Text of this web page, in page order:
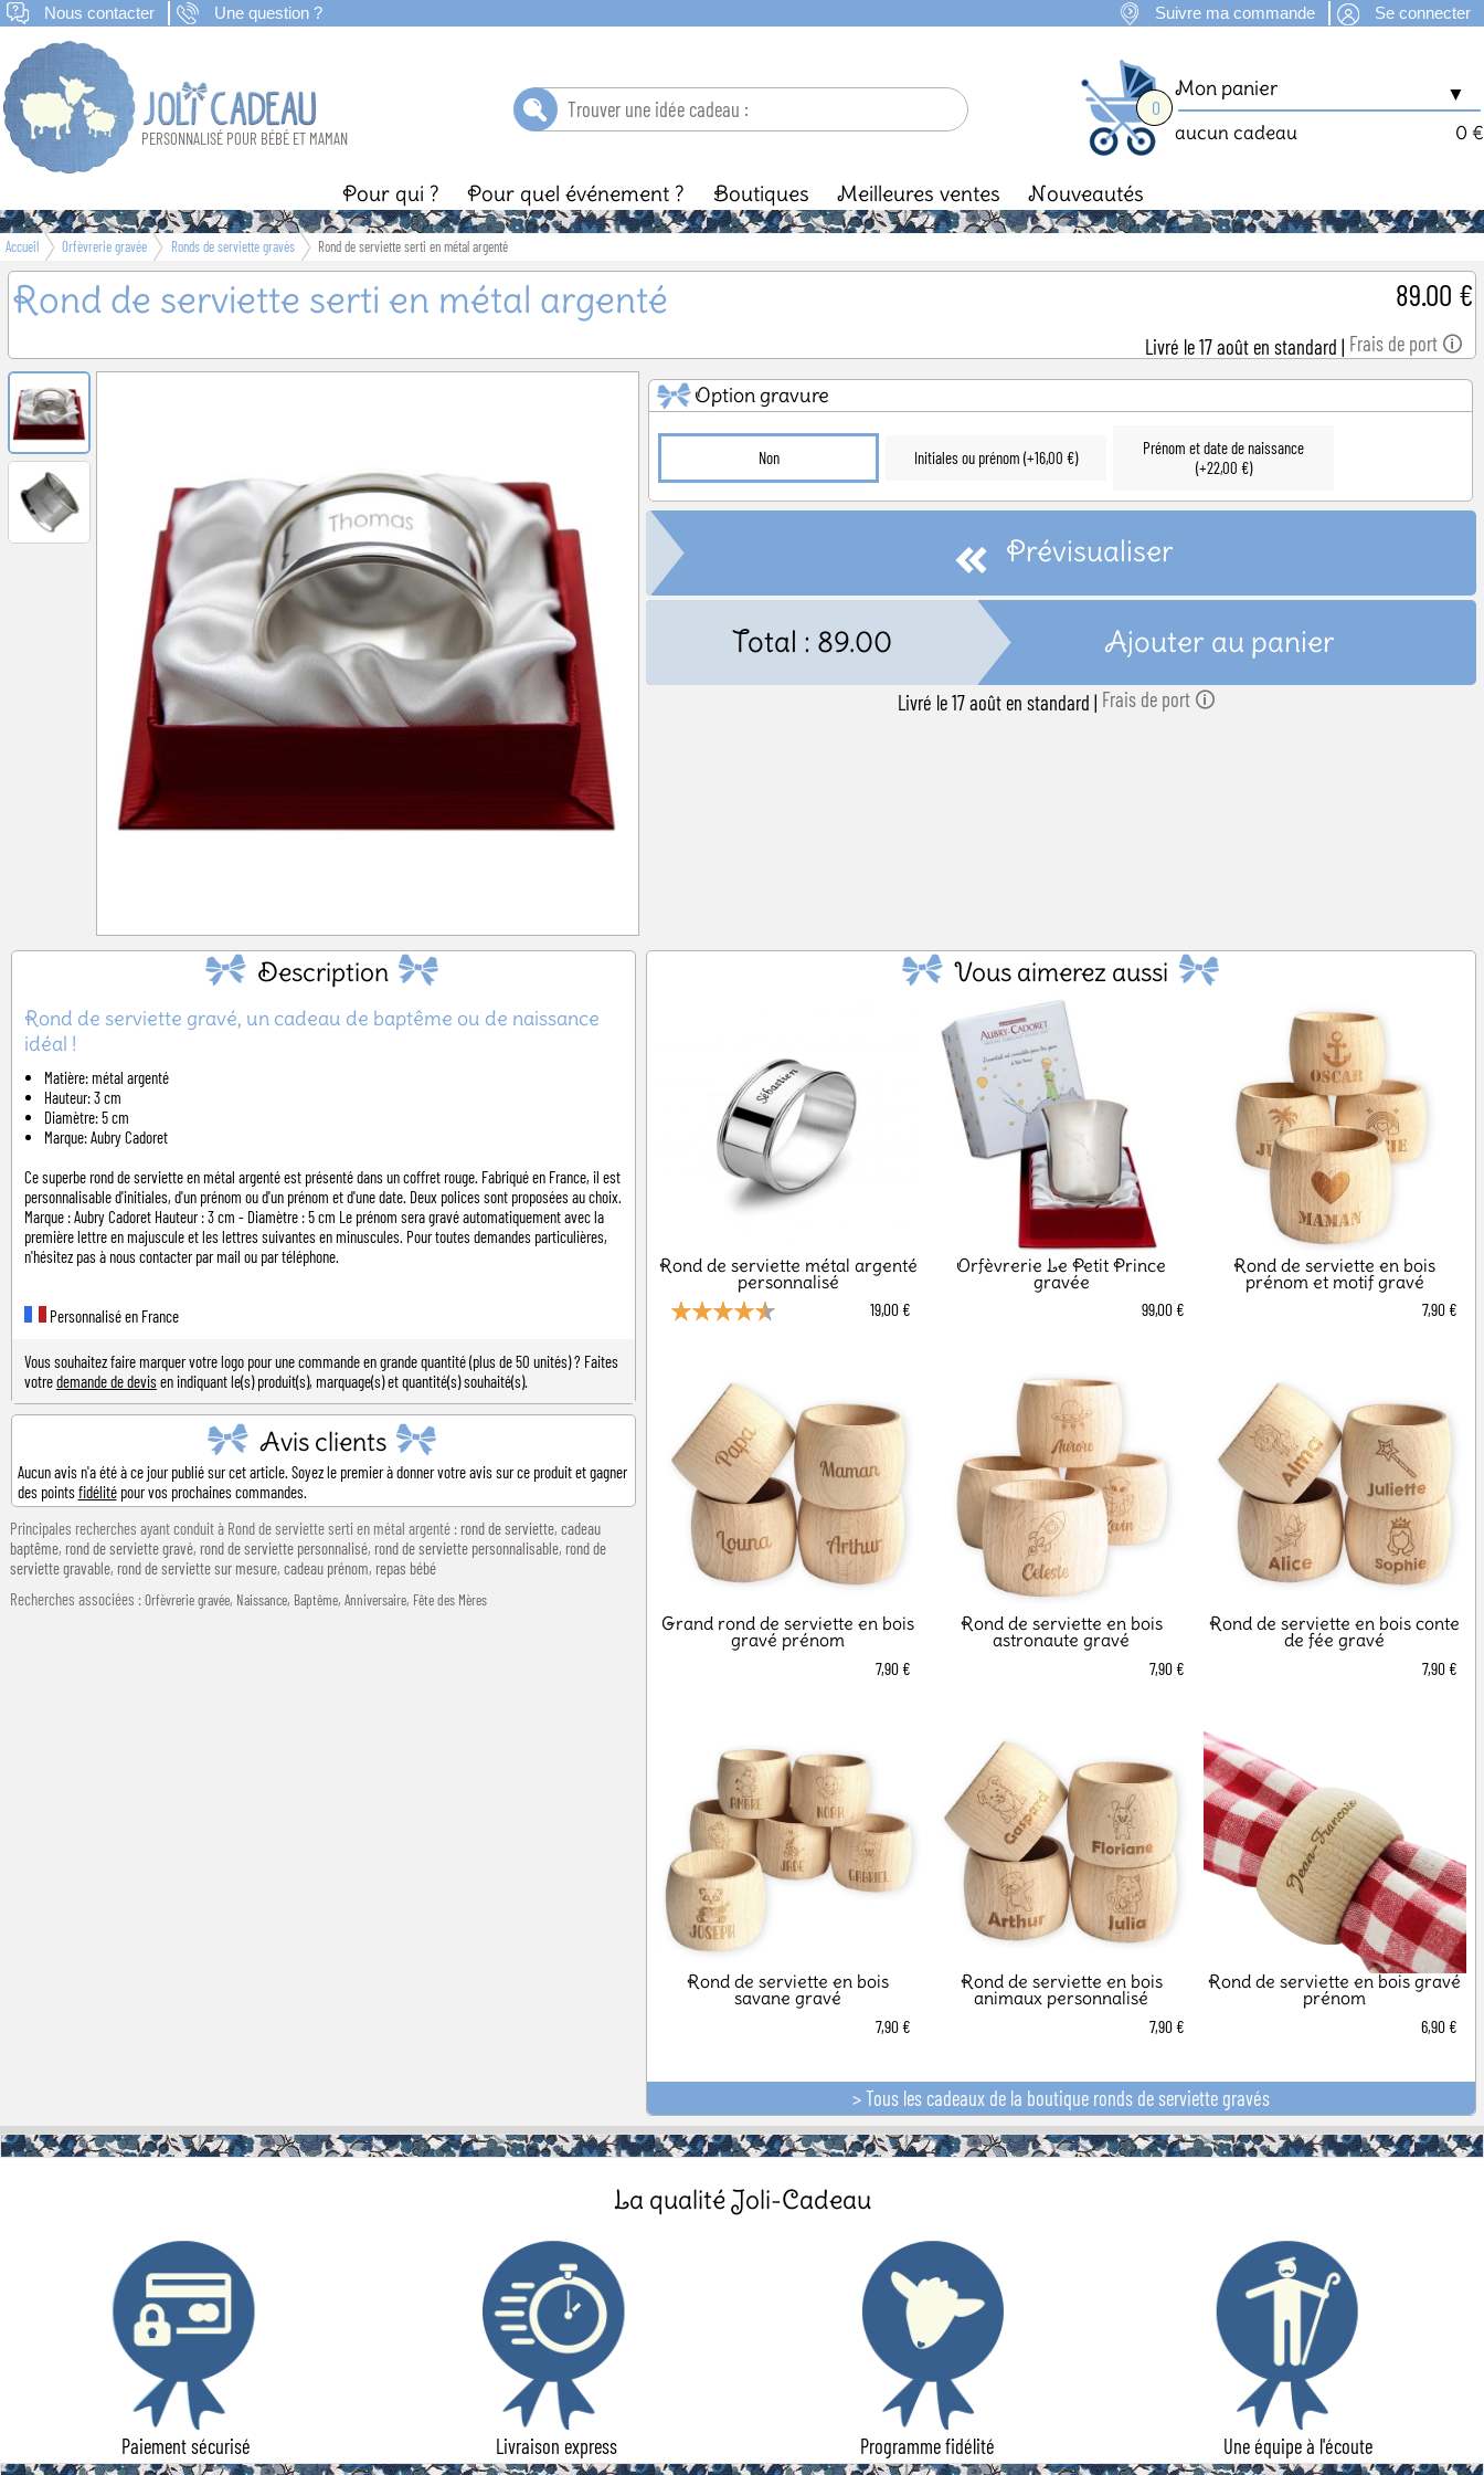
Nous contacter Une question ? Se connecter
Suivre ma commande
PERSONNALISÉ POUR BÉBÉ ET MAMAN
0
▼
Mon panier
0 €
aucun cadeau
Pour qui ?
Bébé
Pour quel événement ?
Naissance
Noël
Boutiques Meilleures ventes Nouveautés
Accueil Orfèvrerie gravée Ronds de serviette gravés Rond de serviette serti en métal argenté
Rond de serviette serti en métal argenté
Livré le 17 août en standard | Frais de port 🛈
89.00 €
Option gravure
Non Initiales ou prénom (+16,00 €)
Prénom et date de naissance
(+22,00 €)
Prévisualiser
Total : 89.00 Ajouter au panier
Livré le 17 août en standard| Frais de port 🛈
Description
Rond de serviette gravé, un cadeau de baptême ou de naissance
idéal !
Matière: métal argenté
Hauteur: 3 cm
Diamètre: 5 cm
Marque: Aubry Cadoret
Ce superbe rond de serviette en métal argenté est présenté dans un coffret rouge. Fabriqué en France, il est
personnalisable d'initiales, d'un prénom ou d'un prénom et d'une date. Deux polices sont proposées au choix.
Marque : Aubry Cadoret Hauteur : 3 cm - Diamètre : 5 cm Le prénom sera gravé automatiquement avec la
première lettre en majuscule et les lettres suivantes en minuscules. Pour toutes demandes particulières,
n'hésitez pas à nous contacter par mail ou par téléphone.
Personnalisé en France
Vous souhaitez faire marquer votre logo pour une commande en grande quantité (plus de 50 unités) ? Faites
votredemande de devisen indiquant le(s) produit(s), marquage(s) et quantité(s) souhaité(s).
Avis clients
Aucun avis n'a été à ce jour publié sur cet article. Soyez le premier à donner votre avis sur ce produit et gagner
des pointsfidélitépour vos prochaines commandes.
Principales recherches ayant conduit à Rond de serviette serti en métal argenté : rond de serviette, cadeau
baptême, rond de serviette gravé, rond de serviette personnalisé, rond de serviette personnalisable, rond de
serviette gravable, rond de serviette sur mesure, cadeau prénom, repas bébé
Recherches associées : Orfèvrerie gravée, Naissance, Baptême, Anniversaire, Fête des Mères
Vous aimerez aussi
Rond de serviette métal argenté
personnalisé
19,00 €
Orfèvrerie Le Petit Prince
gravée
99,00 €
Rond de serviette en bois
prénom et motif gravé
7,90 €
Grand rond de serviette en bois
gravé prénom
7,90 €
Rond de serviette en bois
astronaute gravé
7,90 €
Rond de serviette en bois conte
de fée gravé
7,90 €
Rond de serviette en bois
savane gravé
7,90 €
Rond de serviette en bois
animaux personnalisé
7,90 €
Rond de serviette en bois gravé
prénom
6,90 €
> Tous les cadeaux de la boutique ronds de serviette gravés
La qualité Joli-Cadeau
Paiement sécurisé Livraison express Programme fidélité Une équipe à l'écoute